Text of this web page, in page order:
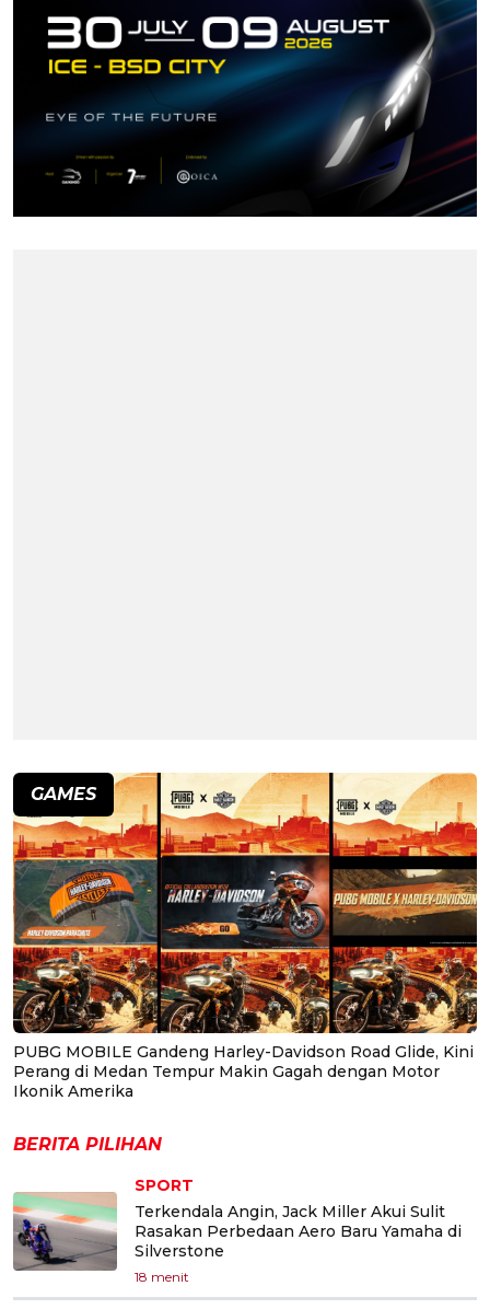
GAMES
PUBG MOBILE Gandeng Harley-Davidson Road Glide, Kini
Perang di Medan Tempur Makin Gagah dengan Motor
Ikonik Amerika
BERITA PILIHAN
SPORT
Terkendala Angin, Jack Miller Akui Sulit
Rasakan Perbedaan Aero Baru Yamaha di
Silverstone
18 menit